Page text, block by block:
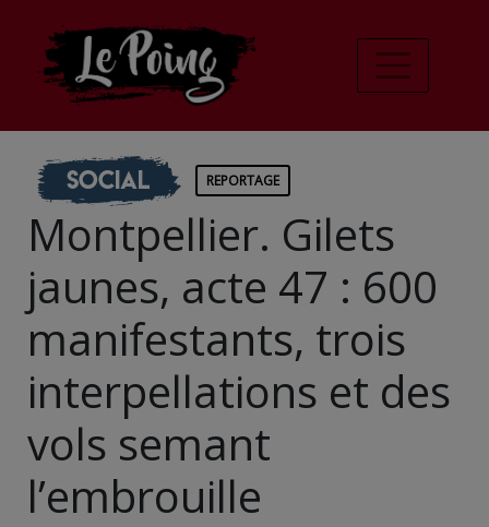
Social REPORTAGE
Montpellier. Gilets
jaunes, acte 47 : 600
manifestants, trois
interpellations et des
vols semant
l’embrouille